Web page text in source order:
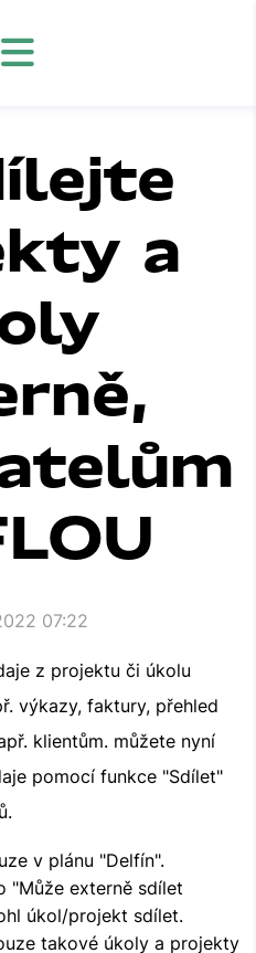
a
07:22
z projektu či úkolu
výkazy, faktury, přehled
klientům. můžete nyní
pomocí funkce "Sdílet"
v plánu "Delfín".
"Může externě sdílet
úkol/projekt sdílet.
takové úkoly a projekty